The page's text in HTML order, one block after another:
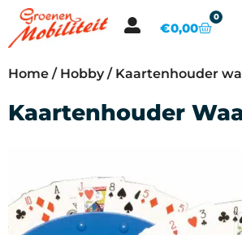
€0,00
0
Home / Hobby/ Kaartenhouder
Kaartenhouder